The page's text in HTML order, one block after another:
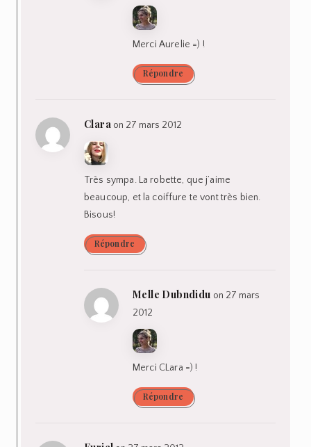
Merci Aurelie =) !
Répondre
Clara on 27 mars 2012
Très sympa. La robette, que j’aime
beaucoup, et la coiffure te vont très bien.
Bisous!
Répondre
Melle Dubndidu on 27 mars
2012
Merci CLara =) !
Répondre